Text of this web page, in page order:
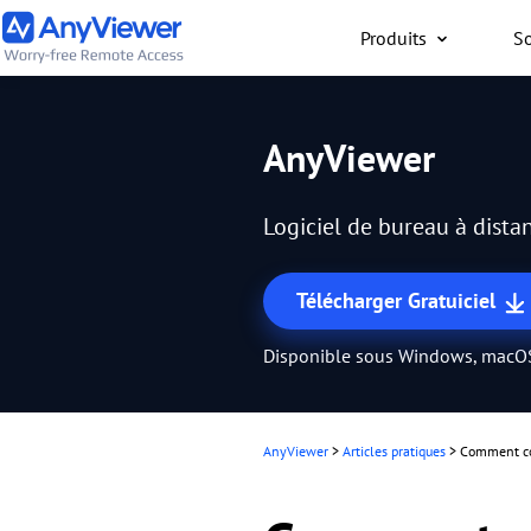
Produits
PC/Mac/mobile, où que
AnyViewer
Logiciel de bureau à
Télécharger Gratuiciel
Disponible sous Windows,
AnyViewer > Articles pratiques > Comment